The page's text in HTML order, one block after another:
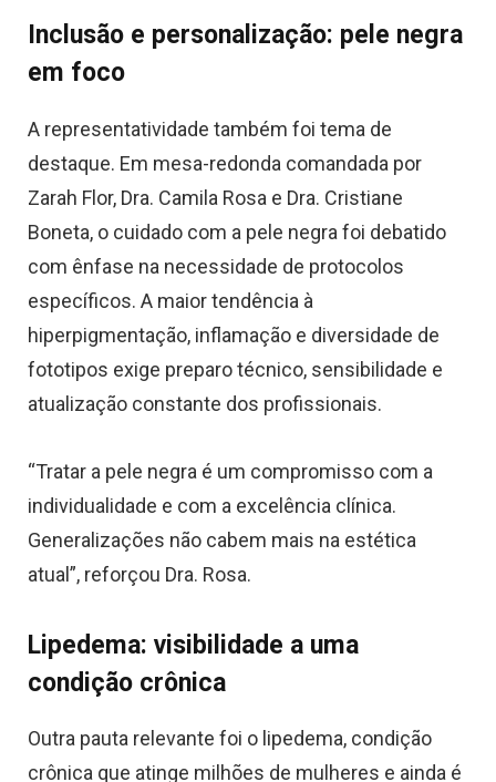
Inclusão e personalização: pele negra
em foco
A representatividade também foi tema de
destaque. Em mesa-redonda comandada por
Zarah Flor, Dra. Camila Rosa e Dra. Cristiane
Boneta, o cuidado com a pele negra foi debatido
com ênfase na necessidade de protocolos
específicos. A maior tendência à
hiperpigmentação, inflamação e diversidade de
fototipos exige preparo técnico, sensibilidade e
atualização constante dos profissionais.
“Tratar a pele negra é um compromisso com a
individualidade e com a excelência clínica.
Generalizações não cabem mais na estética
atual”, reforçou Dra. Rosa.
Lipedema: visibilidade a uma
condição crônica
Outra pauta relevante foi o lipedema, condição
crônica que atinge milhões de mulheres e ainda é